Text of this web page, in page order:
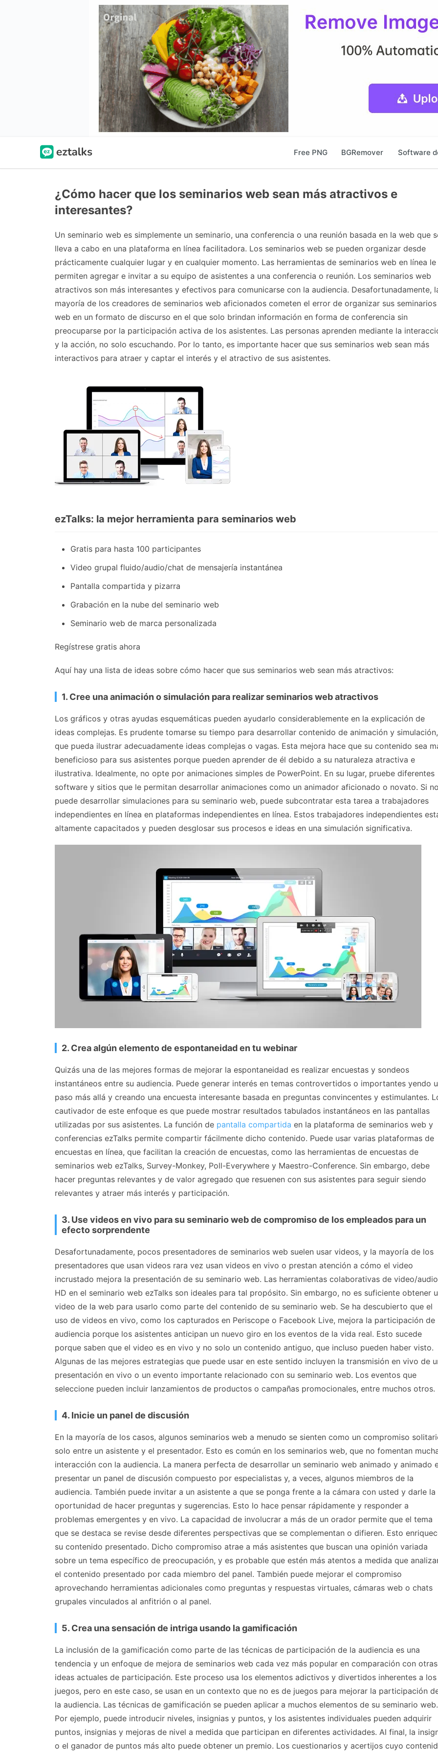
Free PNG BGRemover Software
¿Cómo hacer que los seminarios web sean más atractivos e
interesantes?
Un seminario web es simplemente un seminario, una conferencia o una reunión basada en la web que
lleva a cabo en una plataforma en línea facilitadora. Los seminarios web se pueden organizar desde
prácticamente cualquier lugar y en cualquier momento. Las herramientas de seminarios web en línea le
permiten agregar e invitar a su equipo de asistentes a una conferencia o reunión. Los seminarios web
atractivos son más interesantes y efectivos para comunicarse con la audiencia. Desafortunadamente,
mayoría de los creadores de seminarios web aficionados cometen el error de organizar sus seminarios
web en un formato de discurso en el que solo brindan información en forma de conferencia sin
preocuparse por la participación activa de los asistentes. Las personas aprenden mediante la
y la acción, no solo escuchando. Por lo tanto, es importante hacer que sus seminarios web sean más
interactivos para atraer y captar el interés y el atractivo de sus asistentes.
ezTalks: la mejor herramienta para seminarios web
Gratis para hasta 100 participantes
Video grupal fluido/audio/chat de mensajería instantánea
Pantalla compartida y pizarra
Grabación en la nube del seminario web
Seminario web de marca personalizada
Regístrese gratis ahora
Aquí hay una lista de ideas sobre cómo hacer que sus seminarios web sean más atractivos:
1. Cree una animación o simulación para realizar seminarios web atractivos
Los gráficos y otras ayudas esquemáticas pueden ayudarlo considerablemente en la explicación de
ideas complejas. Es prudente tomarse su tiempo para desarrollar contenido de animación y simulación,
que pueda ilustrar adecuadamente ideas complejas o vagas. Esta mejora hace que su contenido sea
beneficioso para sus asistentes porque pueden aprender de él debido a su naturaleza atractiva e
ilustrativa. Idealmente, no opte por animaciones simples de PowerPoint. En su lugar, pruebe diferentes
software y sitios que le permitan desarrollar animaciones como un animador aficionado o novato. Si
puede desarrollar simulaciones para su seminario web, puede subcontratar esta tarea a trabajadores
independientes en línea en plataformas independientes en línea. Estos trabajadores independientes
altamente capacitados y pueden desglosar sus procesos e ideas en una simulación significativa.
2. Crea algún elemento de espontaneidad en tu webinar
Quizás una de las mejores formas de mejorar la espontaneidad es realizar encuestas y sondeos
instantáneos entre su audiencia. Puede generar interés en temas controvertidos o importantes yendo
paso más allá y creando una encuesta interesante basada en preguntas convincentes y estimulantes.
cautivador de este enfoque es que puede mostrar resultados tabulados instantáneos en las pantallas
utilizadas por sus asistentes. La función de pantalla compartida en la plataforma de seminarios web y
conferencias ezTalks permite compartir fácilmente dicho contenido. Puede usar varias plataformas de
encuestas en línea, que facilitan la creación de encuestas, como las herramientas de encuestas de
seminarios web ezTalks, Survey-Monkey, Poll-Everywhere y Maestro-Conference. Sin embargo, debe
hacer preguntas relevantes y de valor agregado que resuenen con sus asistentes para seguir siendo
relevantes y atraer más interés y participación.
3. Use videos en vivo para su seminario web de compromiso de los empleados para un
efecto sorprendente
Desafortunadamente, pocos presentadores de seminarios web suelen usar videos, y la mayoría de los
presentadores que usan videos rara vez usan videos en vivo o prestan atención a cómo el video
incrustado mejora la presentación de su seminario web. Las herramientas colaborativas de video/audio
HD en el seminario web ezTalks son ideales para tal propósito. Sin embargo, no es suficiente obtener
video de la web para usarlo como parte del contenido de su seminario web. Se ha descubierto que el
uso de videos en vivo, como los capturados en Periscope o Facebook Live, mejora la participación de
audiencia porque los asistentes anticipan un nuevo giro en los eventos de la vida real. Esto sucede
porque saben que el video es en vivo y no solo un contenido antiguo, que incluso pueden haber visto.
Algunas de las mejores estrategias que puede usar en este sentido incluyen la transmisión en vivo de
presentación en vivo o un evento importante relacionado con su seminario web. Los eventos que
seleccione pueden incluir lanzamientos de productos o campañas promocionales, entre muchos otros.
4. Inicie un panel de discusión
En la mayoría de los casos, algunos seminarios web a menudo se sienten como un compromiso
solo entre un asistente y el presentador. Esto es común en los seminarios web, que no fomentan
interacción con la audiencia. La manera perfecta de desarrollar un seminario web animado y animado
presentar un panel de discusión compuesto por especialistas y, a veces, algunos miembros de la
audiencia. También puede invitar a un asistente a que se ponga frente a la cámara con usted y darle la
oportunidad de hacer preguntas y sugerencias. Esto lo hace pensar rápidamente y responder a
problemas emergentes y en vivo. La capacidad de involucrar a más de un orador permite que el tema
que se destaca se revise desde diferentes perspectivas que se complementan o difieren. Esto
su contenido presentado. Dicho compromiso atrae a más asistentes que buscan una opinión variada
sobre un tema específico de preocupación, y es probable que estén más atentos a medida que
el contenido presentado por cada miembro del panel. También puede mejorar el compromiso
aprovechando herramientas adicionales como preguntas y respuestas virtuales, cámaras web o chats
grupales vinculados al anfitrión o al panel.
5. Crea una sensación de intriga usando la gamificación
La inclusión de la gamificación como parte de las técnicas de participación de la audiencia es una
tendencia y un enfoque de mejora de seminarios web cada vez más popular en comparación con otras
ideas actuales de participación. Este proceso usa los elementos adictivos y divertidos inherentes a los
juegos, pero en este caso, se usan en un contexto que no es de juegos para mejorar la participación
la audiencia. Las técnicas de gamificación se pueden aplicar a muchos elementos de su seminario web.
Por ejemplo, puede introducir niveles, insignias y puntos, y los asistentes individuales pueden adquirir
puntos, insignias y mejoras de nivel a medida que participan en diferentes actividades. Al final, la
o el ganador de puntos más alto puede obtener un premio. Los cuestionarios y acertijos cuyo